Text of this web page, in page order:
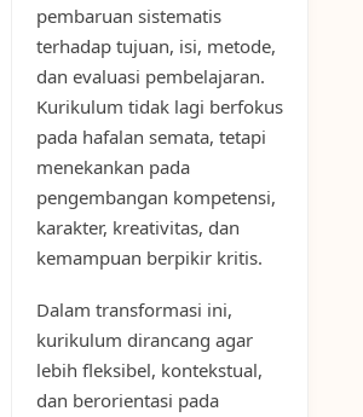
pembaruan sistematis
terhadap tujuan, isi, metode,
dan evaluasi pembelajaran.
Kurikulum tidak lagi berfokus
pada hafalan semata, tetapi
menekankan pada
pengembangan kompetensi,
karakter, kreativitas, dan
kemampuan berpikir kritis.
Dalam transformasi ini,
kurikulum dirancang agar
lebih fleksibel, kontekstual,
dan berorientasi pada